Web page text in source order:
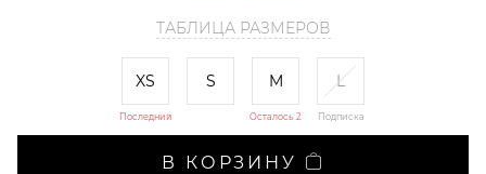
ТАБЛИЦА РАЗМЕРОВ
XS
Последний
S M
Осталось 2
L
Подписка
В КОРЗИНУ